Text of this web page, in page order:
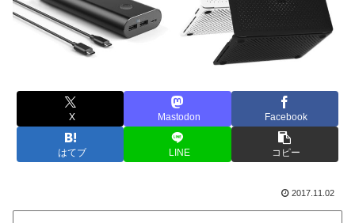
X Mastodon Facebook
はてブ LINE コピー
2017.11.02